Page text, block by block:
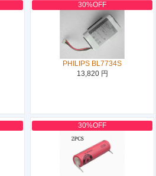
30%OFF
PHILIPS BL7734S
13,820 円
30%OFF